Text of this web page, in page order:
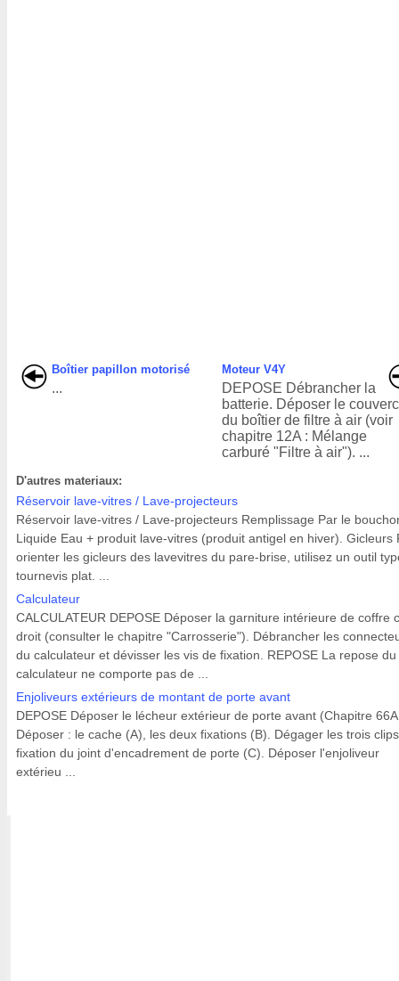
Boîtier papillon motorisé
...
Moteur V4Y
DEPOSE Débrancher la
batterie. Déposer le
du boîtier de filtre à air (voir
chapitre 12A : Mélange
carburé "Filtre à air"). ...
D'autres materiaux:
Réservoir lave-vitres / Lave-projecteurs
Réservoir lave-vitres / Lave-projecteurs Remplissage Par le
Liquide Eau + produit lave-vitres (produit antigel en hiver). Gicleurs
orienter les gicleurs des lavevitres du pare-brise, utilisez un outil
tournevis plat. ...
Calculateur
CALCULATEUR DEPOSE Déposer la garniture intérieure de coffre
droit (consulter le chapitre "Carrosserie"). Débrancher les
du calculateur et dévisser les vis de fixation. REPOSE La repose du
calculateur ne comporte pas de ...
Enjoliveurs extérieurs de montant de porte avant
DEPOSE Déposer le lécheur extérieur de porte avant (Chapitre
Déposer : le cache (A), les deux fixations (B). Dégager les trois
fixation du joint d'encadrement de porte (C). Déposer l'enjoliveur
extérieu ...